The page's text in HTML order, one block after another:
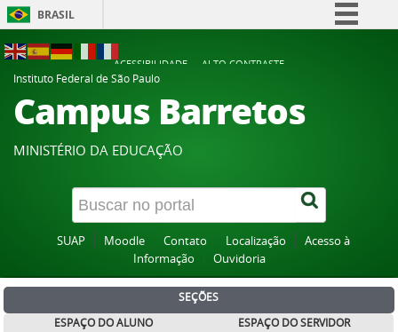
BRASIL
Participe
Acesso à informação
Canais
ACESSIBILIDADE
ALTO CONTRASTE
Instituto Federal de São Paulo
Campus Barretos
MINISTÉRIO DA EDUCAÇÃO
SUAP Moodle Contato Localização
Acesso à
Informação
Ouvidoria
SEÇÕES
ESPAÇO DO ALUNO
ESPAÇO DO SERVIDOR